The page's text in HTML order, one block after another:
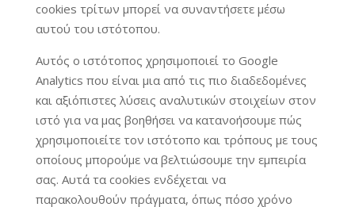
cookies τρίτων μπορεί να συναντήσετε μέσω
αυτού του ιστότοπου.
Αυτός ο ιστότοπος χρησιμοποιεί το Google
Analytics που είναι μια από τις πιο διαδεδομένες
και αξιόπιστες λύσεις αναλυτικών στοιχείων στον
ιστό για να μας βοηθήσει να κατανοήσουμε πώς
χρησιμοποιείτε τον ιστότοπο και τρόπους με τους
οποίους μπορούμε να βελτιώσουμε την εμπειρία
σας. Αυτά τα cookies ενδέχεται να
παρακολουθούν πράγματα, όπως πόσο χρόνο